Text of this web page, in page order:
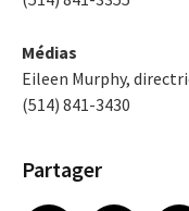
Médias
Eileen Murphy,
(514) 841-3430
Partager